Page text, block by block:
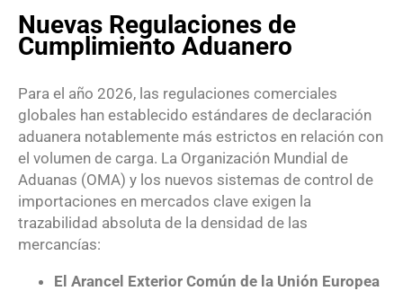
Nuevas Regulaciones de
Cumplimiento Aduanero
Para el año 2026, las regulaciones comerciales
globales han establecido estándares de declaración
aduanera notablemente más estrictos en relación con
el volumen de carga. La Organización Mundial de
Aduanas (OMA) y los nuevos sistemas de control de
importaciones en mercados clave exigen la
trazabilidad absoluta de la densidad de las
mercancías:
El Arancel Exterior Común de la Unión Europea